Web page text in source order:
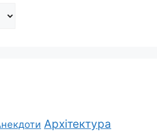
Архітектура